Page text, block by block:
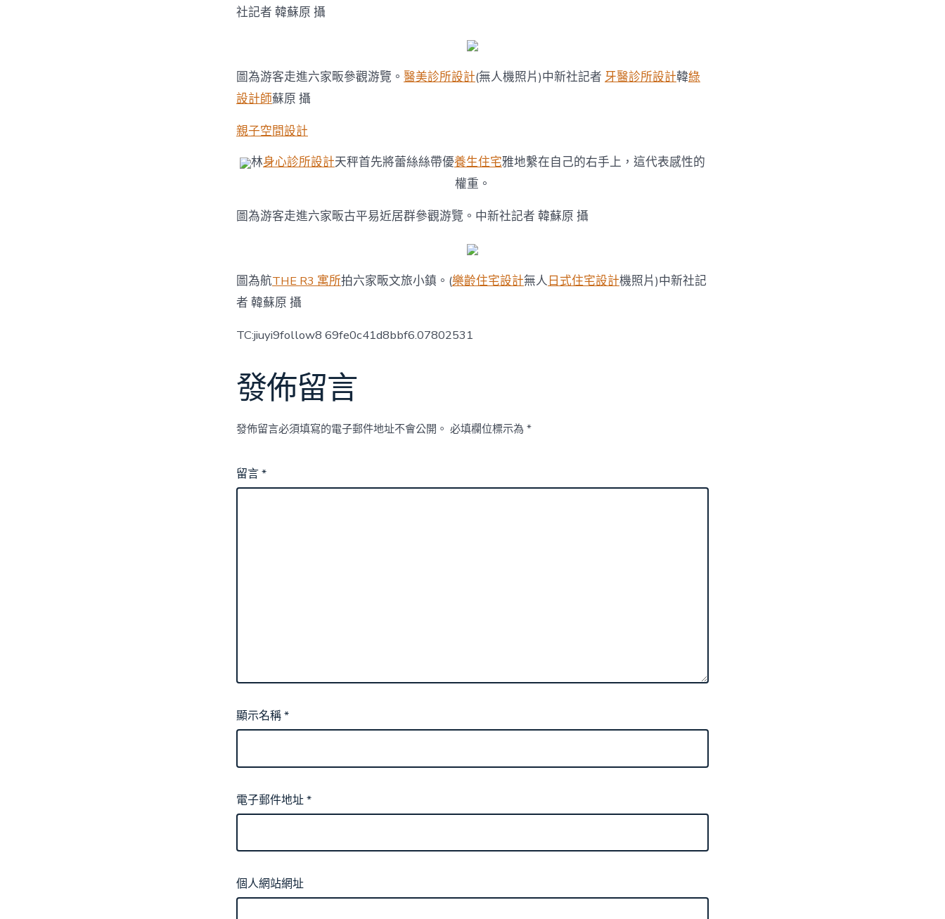
社記者 韓蘇原 攝
圖為游客走進六家畈參觀游覽。 醫美診所設計(無人機照片)中新社記者 牙醫診所設計韓綠
設計師蘇原 攝
親子空間設計
林身心診所設計天秤首先將蕾絲絲帶優養生住宅雅地繫在自己的右手上，這代表感性的
權重。
圖為游客走進六家畈古平易近居群參觀游覽。中新社記者 韓蘇原 攝
圖為航THE R3 寓所拍六家畈文旅小鎮。(樂齡住宅設計無人日式住宅設計機照片)中新社記
者 韓蘇原 攝
TC:jiuyi9follow8 69fe0c41d8bbf6.07802531
發佈留言
發佈留言必須填寫的電子郵件地址不會公開。 必填欄位標示為 *
留言*
顯示名稱*
電子郵件地址*
個人網站網址